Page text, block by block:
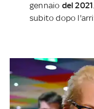
gennaio del 2021
subito dopo